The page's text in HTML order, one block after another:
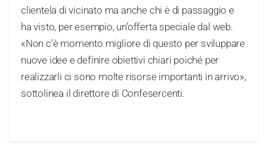
clientela di vicinato ma anche chi è di passaggio e
ha visto, per esempio, un’offerta speciale dal web.
«Non c’è momento migliore di questo per sviluppare
nuove idee e definire obiettivi chiari poiché per
realizzarli ci sono molte risorse importanti in arrivo»,
sottolinea il direttore di Confesercenti.